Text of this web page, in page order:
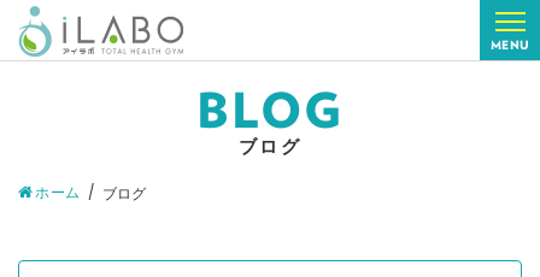
MENU
BLOG
ブログ
ホーム ブログ